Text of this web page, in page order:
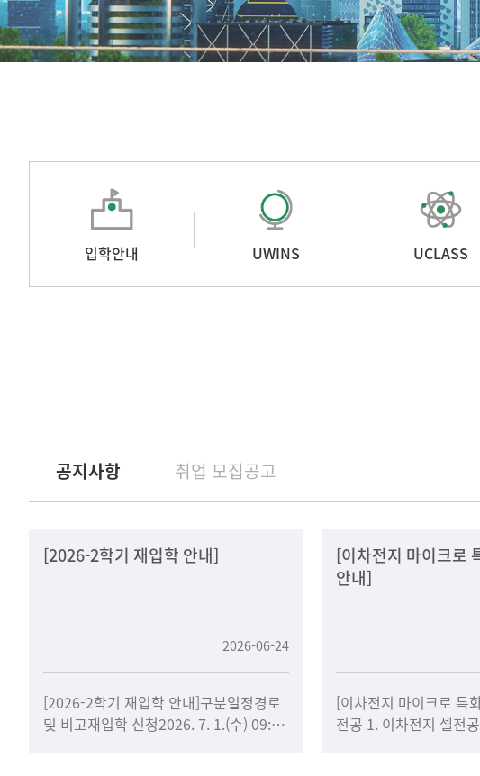
입학안내 UWINS UCLASS
공지사항 취업 모집공고
[2026-2학기 재입학 안내]
2026-06-24
[2026-2학기 재입학 안내]구분일정경로
및 비고재입학 신청2026. 7. 1.(수) 09:00
[이차전지 마이크로
안내]
[이차전지 마이크로 특
전공 1. 이차전지 셀전